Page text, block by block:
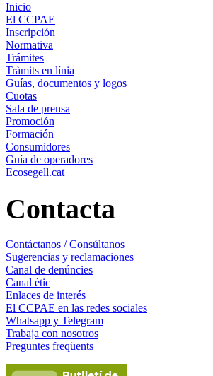
Inicio
El CCPAE
Inscripción
Normativa
Trámites
Tràmits en línia
Guías, documentos y logos
Cuotas
Sala de prensa
Promoción
Formación
Consumidores
Guía de operadores
Ecosegell.cat
Contacta
Contáctanos / Consúltanos
Sugerencias y reclamaciones
Canal de denúncies
Canal ètic
Enlaces de interés
El CCPAE en las redes sociales
Whatsapp y Telegram
Trabaja con nosotros
Preguntes freqüents